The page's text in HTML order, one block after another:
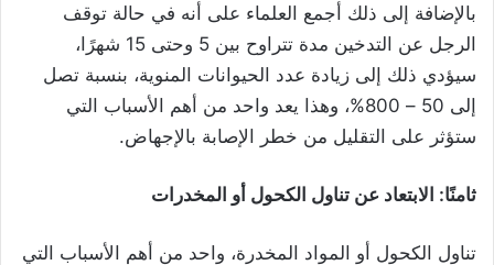
بالإضافة إلى ذلك أجمع العلماء على أنه في حالة توقف
الرجل عن التدخين مدة تتراوح بين 5 وحتى 15 شهرًا،
سيؤدي ذلك إلى زيادة عدد الحيوانات المنوية، بنسبة تصل
إلى 50 – 800%، وهذا يعد واحد من أهم الأسباب التي
ستؤثر على التقليل من خطر الإصابة بالإجهاض.
ثامنًا: الابتعاد عن تناول الكحول أو المخدرات
تناول الكحول أو المواد المخدرة، واحد من أهم الأسباب التي